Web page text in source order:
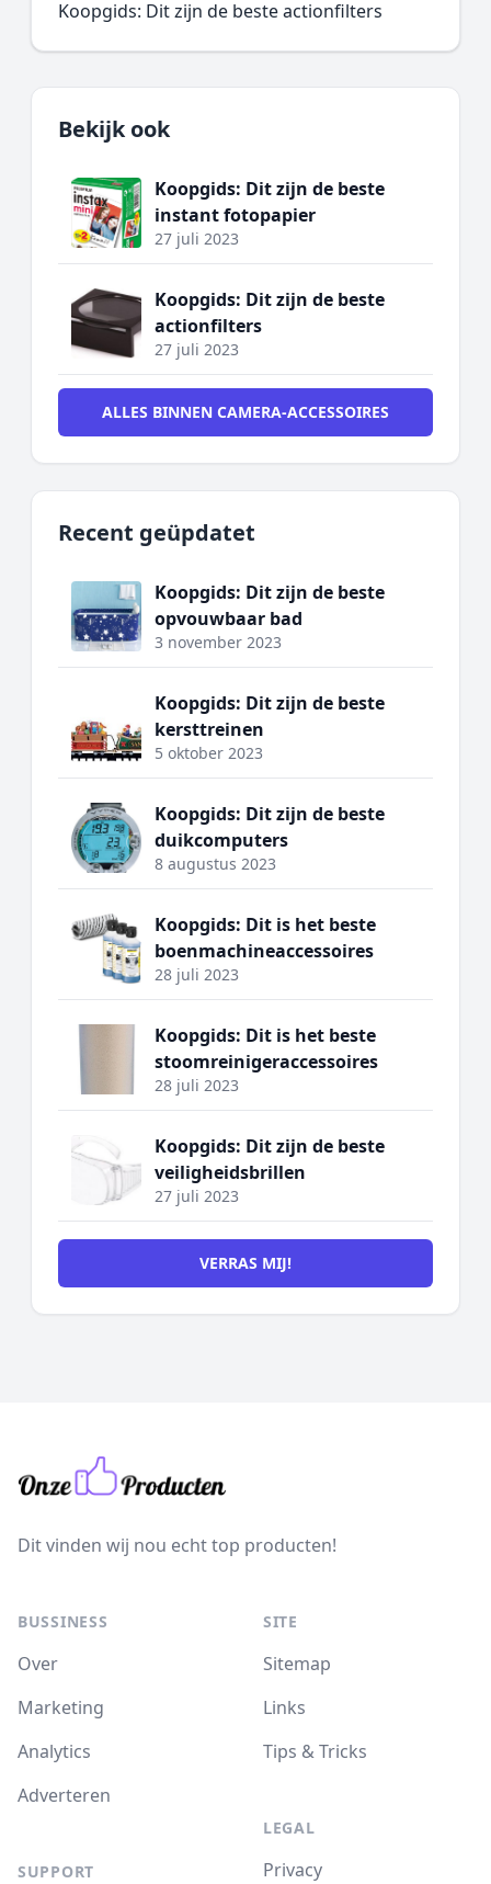
Koopgids: Dit zijn de beste actionfilters
Bekijk ook
Koopgids: Dit zijn de beste
instant fotopapier
27 juli 2023
Koopgids: Dit zijn de beste
actionfilters
27 juli 2023
ALLES BINNEN CAMERA-ACCESSOIRES
Recent geüpdatet
Koopgids: Dit zijn de beste
opvouwbaar bad
3 november 2023
Koopgids: Dit zijn de beste
kersttreinen
5 oktober 2023
Koopgids: Dit zijn de beste
duikcomputers
8 augustus 2023
Koopgids: Dit is het beste
boenmachineaccessoires
28 juli 2023
Koopgids: Dit is het beste
stoomreinigeraccessoires
28 juli 2023
Koopgids: Dit zijn de beste
veiligheidsbrillen
27 juli 2023
VERRAS MIJ!
Dit vinden wij nou echt top producten!
BUSSINESS
Over
Marketing
Analytics
Adverteren
SUPPORT
SITE
Sitemap
Links
Tips & Tricks
LEGAL
Privacy